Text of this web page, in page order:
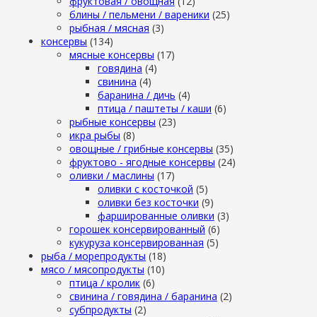
блины / пельмени / вареники (25)
рыбная / мясная (3)
консервы (134)
мясные консервы (17)
говядина (4)
свинина (4)
баранина / дичь (4)
птица / паштеты / каши (6)
рыбные консервы (23)
икра рыбы (8)
овощные / грибные консервы (35)
фруктово - ягодные консервы (24)
оливки / маслины (17)
оливки с косточкой (5)
оливки без косточки (9)
фаршированные оливки (3)
горошек консервированный (6)
кукуруза консервированная (5)
рыба / морепродукты (18)
мясо / мясопродукты (10)
птица / кролик (6)
свинина / говядина / баранина (2)
субпродукты (2)